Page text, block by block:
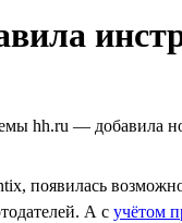
hh.ru — добавила
появилась
А с учётом